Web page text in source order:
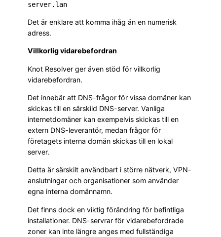
server.lan
Det är enklare att komma ihåg än en numerisk
adress.
Villkorlig vidarebefordran
Knot Resolver ger även stöd för villkorlig
vidarebefordran.
Det innebär att DNS-frågor för vissa domäner kan
skickas till en särskild DNS-server. Vanliga
internetdomäner kan exempelvis skickas till en
extern DNS-leverantör, medan frågor för
företagets interna domän skickas till en lokal
server.
Detta är särskilt användbart i större nätverk, VPN-
anslutningar och organisationer som använder
egna interna domännamn.
Det finns dock en viktig förändring för befintliga
installationer. DNS-servrar för vidarebefordrade
zoner kan inte längre anges med fullständiga